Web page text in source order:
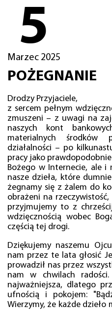
5
Marzec 2025
POŻEGNANIE
Drodzy Przyjaciele,
z sercem pełnym
zmuszeni – z uwagi na
naszych kont
materialnych środków
działalności – po
pracy jako
Bożego w Internecie, ale i
nasze dzieła, które
żegnamy się z żalem do
obrażeni na
przyjmujemy to z
wdzięcznością wobec
częścią tej drogi.
Dziękujemy naszemu
nam przez te lata głosić
prowadził nas przez
nam w chwilach
najważniejsza, dlatego
ufnością i pokojem:
Wierzymy, że każde dzieło